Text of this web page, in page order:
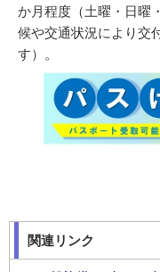
か月程度（土曜・日曜
候や交通状況により交
す）。
関連リンク